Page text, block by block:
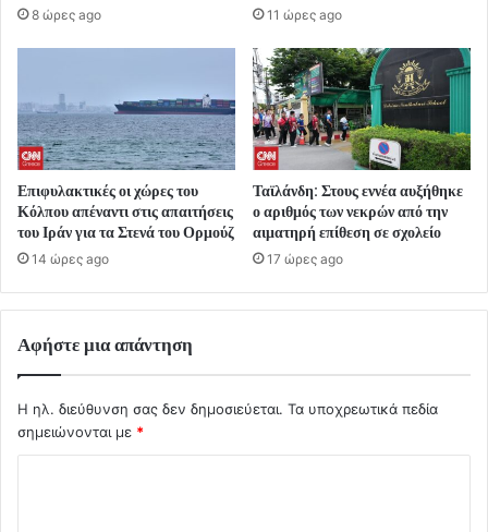
8 ώρες ago 11 ώρες ago
Επιφυλακτικές οι χώρες του
Κόλπου απέναντι στις απαιτήσεις
του Ιράν για τα Στενά του Ορμούζ
14 ώρες ago
Ταϊλάνδη: Στους εννέα αυξήθηκε
ο αριθμός των νεκρών από την
αιματηρή επίθεση σε σχολείο
17 ώρες ago
Αφήστε μια απάντηση
Η ηλ. διεύθυνση σας δεν δημοσιεύεται. Τα υποχρεωτικά πεδία
σημειώνονται με *